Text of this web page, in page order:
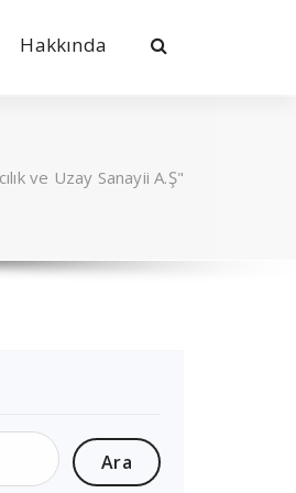
Hakkında
ve Uzay Sanayii A.Ş"